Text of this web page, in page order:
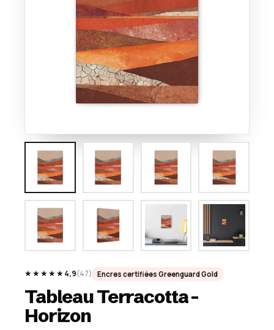
★★★★★4,9(47) Encres certifiées Greenguard Gold
Tableau Terracotta -
Horizon